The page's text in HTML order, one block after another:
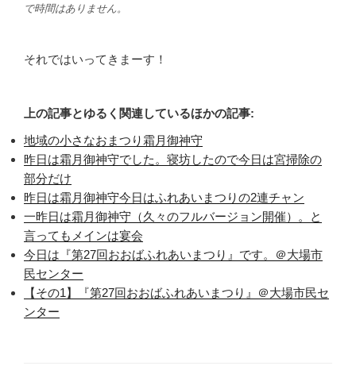
で時間はありません。
それではいってきまーす！
上の記事とゆるく関連しているほかの記事:
地域の小さなおまつり霜月御神守
昨日は霜月御神守でした。寝坊したので今日は宮掃除の
部分だけ
昨日は霜月御神守今日はふれあいまつりの2連チャン
一昨日は霜月御神守（久々のフルバージョン開催）。と
言ってもメインは宴会
今日は『第27回おおばふれあいまつり』です。＠大場市
民センター
【その1】『第27回おおばふれあいまつり』＠大場市民セ
ンター